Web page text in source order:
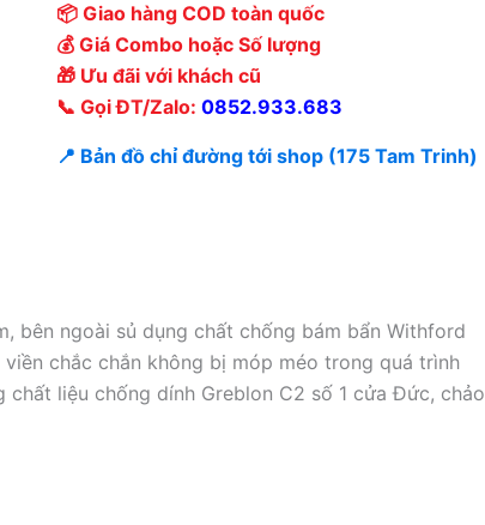
📦 Giao hàng COD toàn quốc
💰 Giá Combo hoặc Số lượng
🎁 Ưu đãi với khách cũ
📞 Gọi ĐT/Zalo: 0852.933.683
📍 Bản đồ chỉ đường tới shop (175 Tam Trinh)
bên ngoài sủ dụng chất chống bám bẩn Withford
chắc chắn không bị móp méo trong quá trình
liệu chống dính Greblon C2 số 1 cửa Đức, chảo